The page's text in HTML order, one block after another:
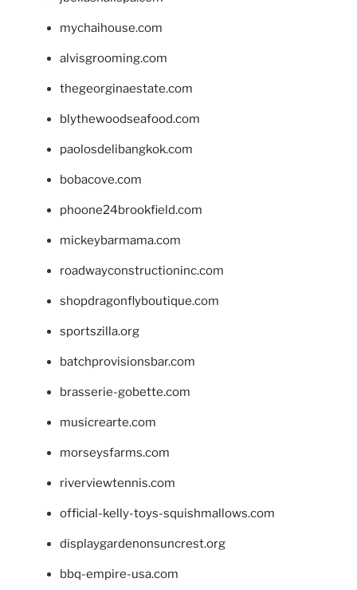
mychaihouse.com
alvisgrooming.com
thegeorginaestate.com
blythewoodseafood.com
paolosdelibangkok.com
bobacove.com
phoone24brookfield.com
mickeybarmama.com
roadwayconstructioninc.com
shopdragonflyboutique.com
sportszilla.org
batchprovisionsbar.com
brasserie-gobette.com
musicrearte.com
morseysfarms.com
riverviewtennis.com
official-kelly-toys-squishmallows.com
displaygardenonsuncrest.org
bbq-empire-usa.com